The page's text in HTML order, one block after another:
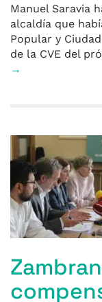
Manuel Saravia
alcaldía que
Popular y
de la CVE del
→